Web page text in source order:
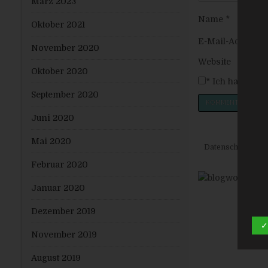
Name *
E-Mail-Adresse
Website
* Ich habe die
Oktober 2021
November 2020
Oktober 2020
September 2020
Juni 2020
Mai 2020
Februar 2020
Januar 2020
Dezember 2019
November 2019
August 2019